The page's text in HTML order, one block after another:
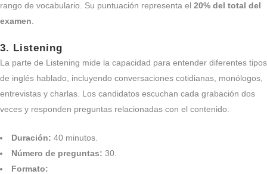
rango de vocabulario. Su puntuación representa el 20% del total del
examen
3. Listening
La parte de Listening mide la capacidad para entender diferentes tipos
de inglés hablado, incluyendo conversaciones cotidianas, monólogos,
entrevistas y charlas. Los candidatos escuchan cada grabación dos
veces y responden preguntas relacionadas con el contenido.
Duración: 40 minutos.
Número de preguntas: 30.
Formato: